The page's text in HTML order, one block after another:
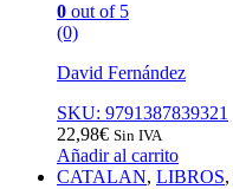
0 out of 5
(0)
David Fernández
SKU: 9791387839321
22,98€ Sin IVA
Añadir al carrito
CATALAN, LIBROS,